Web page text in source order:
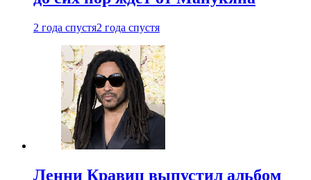
2 года спустя2 года спустя
Ленни Кравиц выпустил альбом